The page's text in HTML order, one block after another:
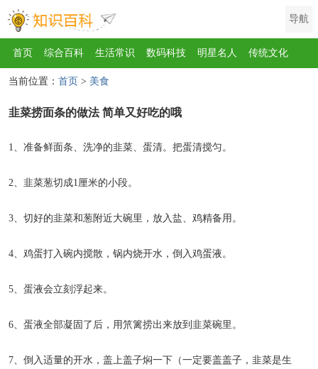
导航
首页 综合百科 生活常识 数码科技 明星名人 传统文化
互联网 健康 影视
运动 游戏 家电 地理 房产 金融
歌曲 动物 植物
当前位置： 首页 > 美食
韭菜捞面条的做法 简单又好吃的哦
1、准备鲜面条、洗净的韭菜、蛋清。把蛋清搅匀。
2、韭菜葱切成1厘米的小段。
3、切好的韭菜和葱附近大碗里，放入盐、鸡精备用。
4、鸡蛋打入碗内搅散，锅内烧开水，倒入鸡蛋液。
5、蛋液会立刻浮起来。
6、蛋液全部凝固了后，用笊篱捞出来放到韭菜碗里。
7、倒入适量的开水，盖上盖子焖一下（一定要盖盖子，韭菜是生